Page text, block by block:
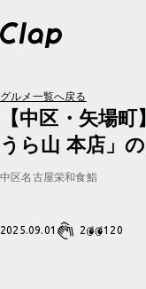
トップページ
企業概要
グルメ一覧へ戻る
【中区・矢場
うら山 本店」
中区名古屋栄和食鮨
2025.09.01 2 120